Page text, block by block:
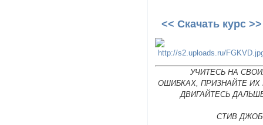
<< Скачать курс >>
УЧИТЕСЬ НА
ОШИБКАХ, ПРИЗНАЙТЕ ИХ
ДВИГАЙТЕСЬ
СТИВ